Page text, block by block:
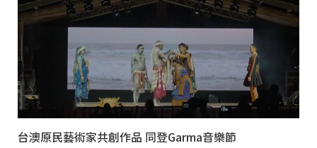
台澳原民藝術家共創作品 同登Garma音樂節